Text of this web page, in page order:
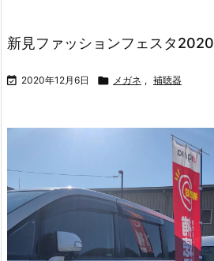
新見ファッションフェスタ2020
 2020年12月6日  メガネ , 補聴器